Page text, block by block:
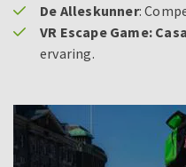
De Alleskunner:
VR Escape Game:
ervaring.